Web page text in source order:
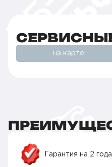
на карте
Гарантия на 2